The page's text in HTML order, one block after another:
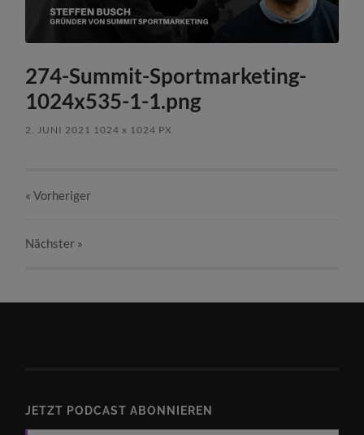
274-Summit-Sportmarketing-
1024x535-1-1.png
2. JUNI 2021 1024x 1024 PX
« Vorheriger
Nächster »
JETZT PODCAST ABONNIEREN